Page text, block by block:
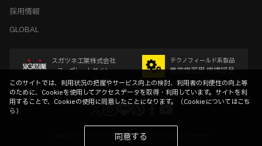
採用情報
GLOBAL
スガツネ工業株式会社
コーポレートサイト
テクノフィールド系製品
産業機器用 機構部品
Copyright © SUGATSUNE KOGYO CO.,LTD. All rights reserved
このサイトでは、利用状況の把握やサービス向上の検討、利用者の利便性の向上等
のために、Cookieを使用してアクセスデータを取得・利用しています。サイトを利
用することで、Cookieの使用に同意したことになります。（Cookieについてはこち
ら）
同意する